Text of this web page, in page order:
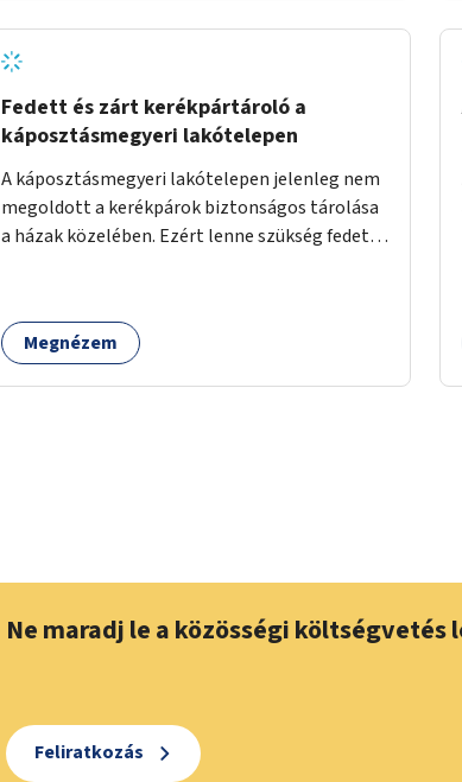
Fedett és zárt kerékpártároló a
káposztásmegyeri lakótelepen
A káposztásmegyeri lakótelepen jelenleg nem
megoldott a kerékpárok biztonságos tárolása
a házak közelében. Ezért lenne szükség fedett,
időjárás viszontagságaival szemben.
Megnézem
Ne maradj le a közösségi
Feliratkozás